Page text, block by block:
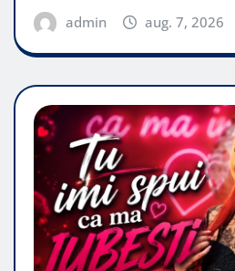
admin aug. 7, 2026